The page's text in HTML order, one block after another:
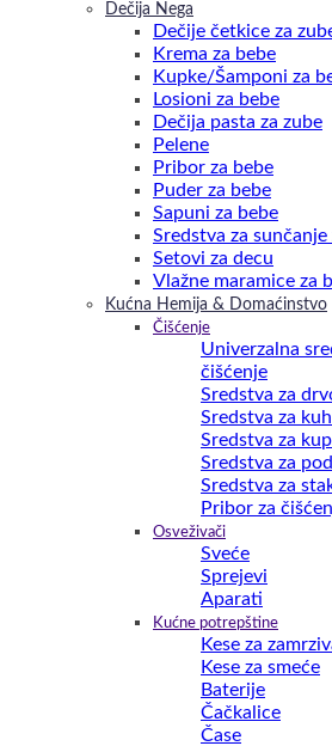
Dečija Nega
Dečije četkice za
Krema za bebe
Kupke/Šamponi za
Losioni za bebe
Dečija pasta za zube
Pelene
Pribor za bebe
Puder za bebe
Sapuni za bebe
Sredstva za sunčanje
Setovi za decu
Vlažne maramice za
Kućna Hemija & Domaćinstvo
Čišćenje
Univerzalna
čišćenje
Sredstva za
Sredstva za
Sredstva za
Sredstva za pod
Sredstva za
Pribor za
Osveživači
Sveće
Sprejevi
Aparati
Kućne potrepštine
Kese za
Kese za smeće
Baterije
Čačkalice
Čase